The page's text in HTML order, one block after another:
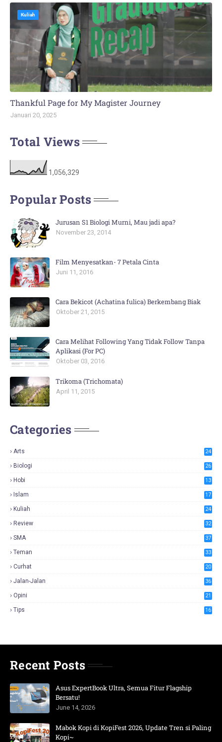
Kuliah
Thankful Page for My Magister Journey
Januari 20, 2025
Total Views
1,056,329
Popular Posts
Jurusan S1 Biologi Murni, Mau jadi apa?
November 23, 2014
Film Menyesatkan- 7 Petala Cinta
Juni 11, 2016
Cara Bekicot (Achatina fulica) Berkembang Biak
Oktober 21, 2015
Cara Melihat Following Yang Tidak Follow Tanpa
Aplikasi (For PC)
Oktober 03, 2016
Trikoma (Trichomata)
April 11, 2015
Categories
Arts 24
Biologi 26
Hobi 13
Islam 17
Kuliah 24
Review 32
SMA 37
Teman 33
Curhat 20
Jalan-Jalan 36
Opini 21
Tips 16
Recent Posts
Asus ExpertBook Ultra, Semua Fitur Flagship
Bersatu!
June 14, 2026
Mabok Kopi di KopiFest 2026, Update Tren si Paling
Kopi~